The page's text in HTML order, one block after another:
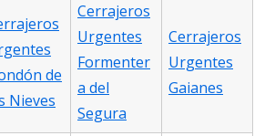
de
Nieves
Cerrajeros
Urgentes
Formenter
a del
Segura
Cerrajeros
Urgentes
Gaianes